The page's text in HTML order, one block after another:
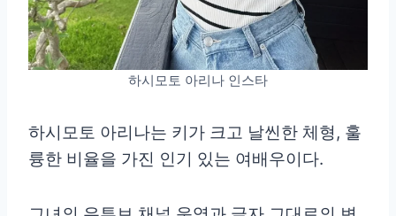
하시모토 아리나 인스타
하시모토 아리나는 키가 크고 날씬한 체형, 훌
륭한 비율을 가진 인기 있는 여배우이다.